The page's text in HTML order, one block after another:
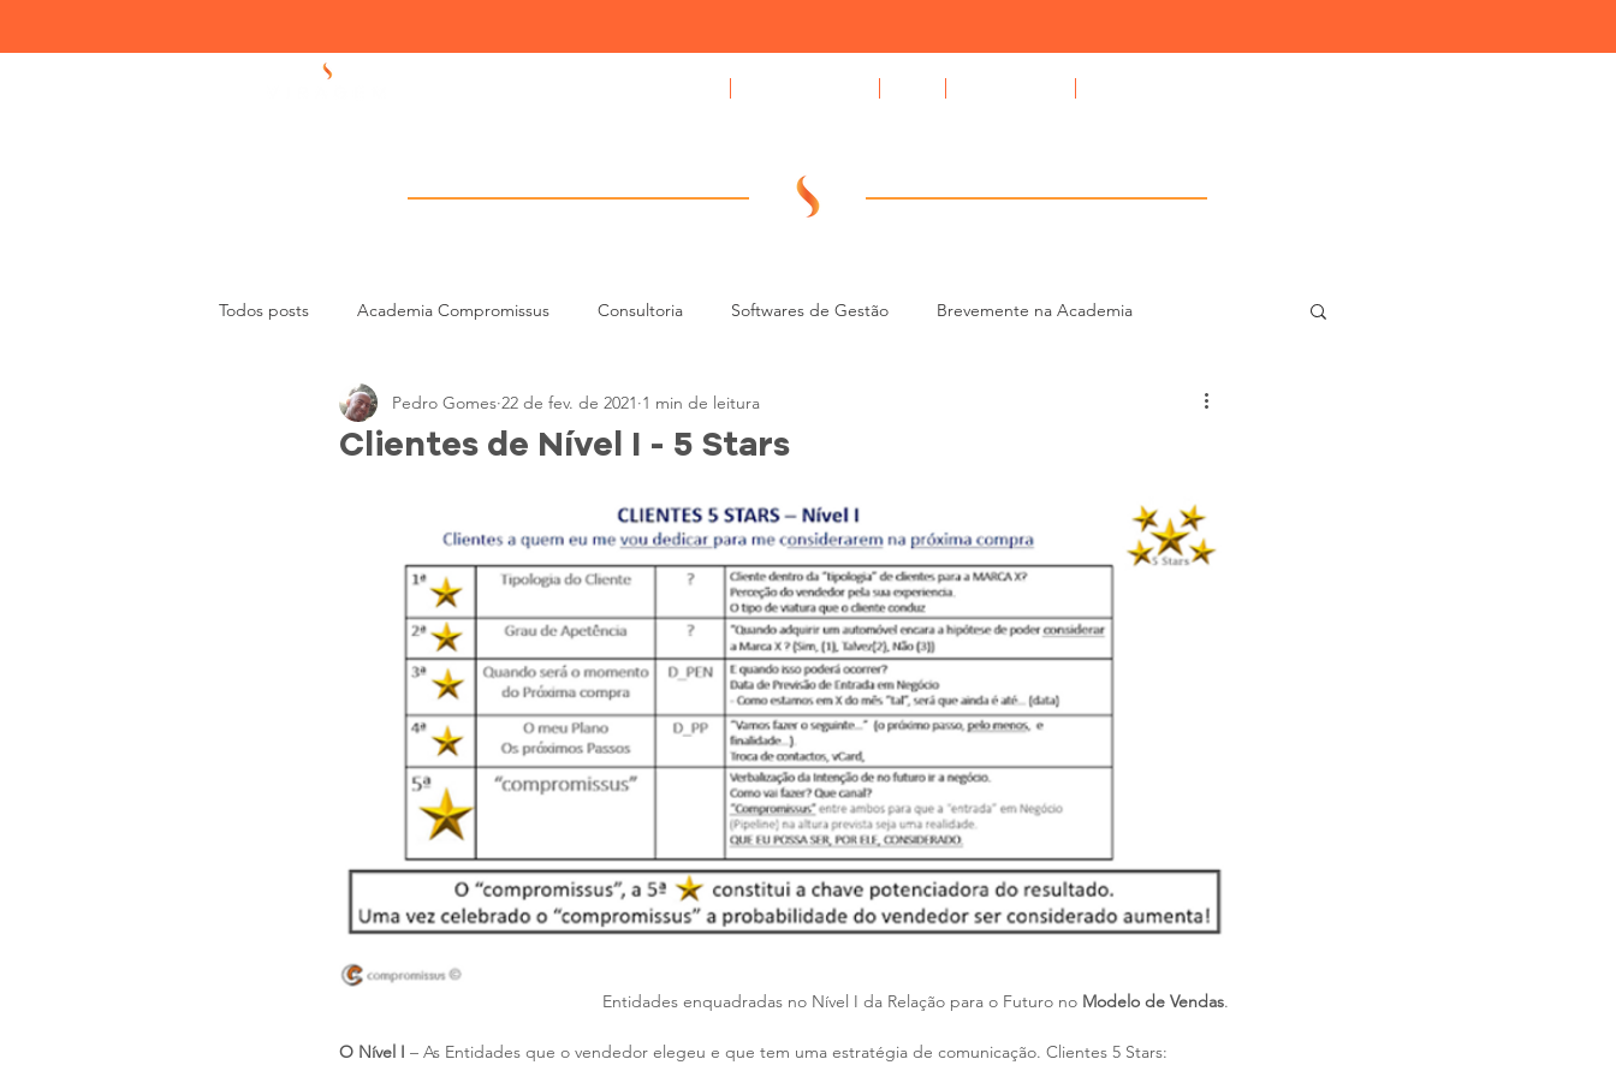
Todos posts Academia Compromissus Consultoria Softwares de Gestão Brevemente na Academia
Liderança e Gestão de Equipas CRM e Tecnologia para Stands
Clientes de Nível I - 5 Stars
Pedro Gomes 22 de fev. de 2021 1 min de leitura
Entidades enquadradas no Nível I da Relação para o Futuro no Modelo de Vendas.
O Nível I – As Entidades que o vendedor elegeu e que tem uma estratégia de comunicação. Clientes 5 Stars: